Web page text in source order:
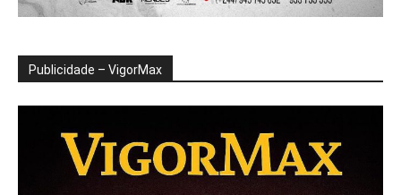
Publicidade – VigorMax